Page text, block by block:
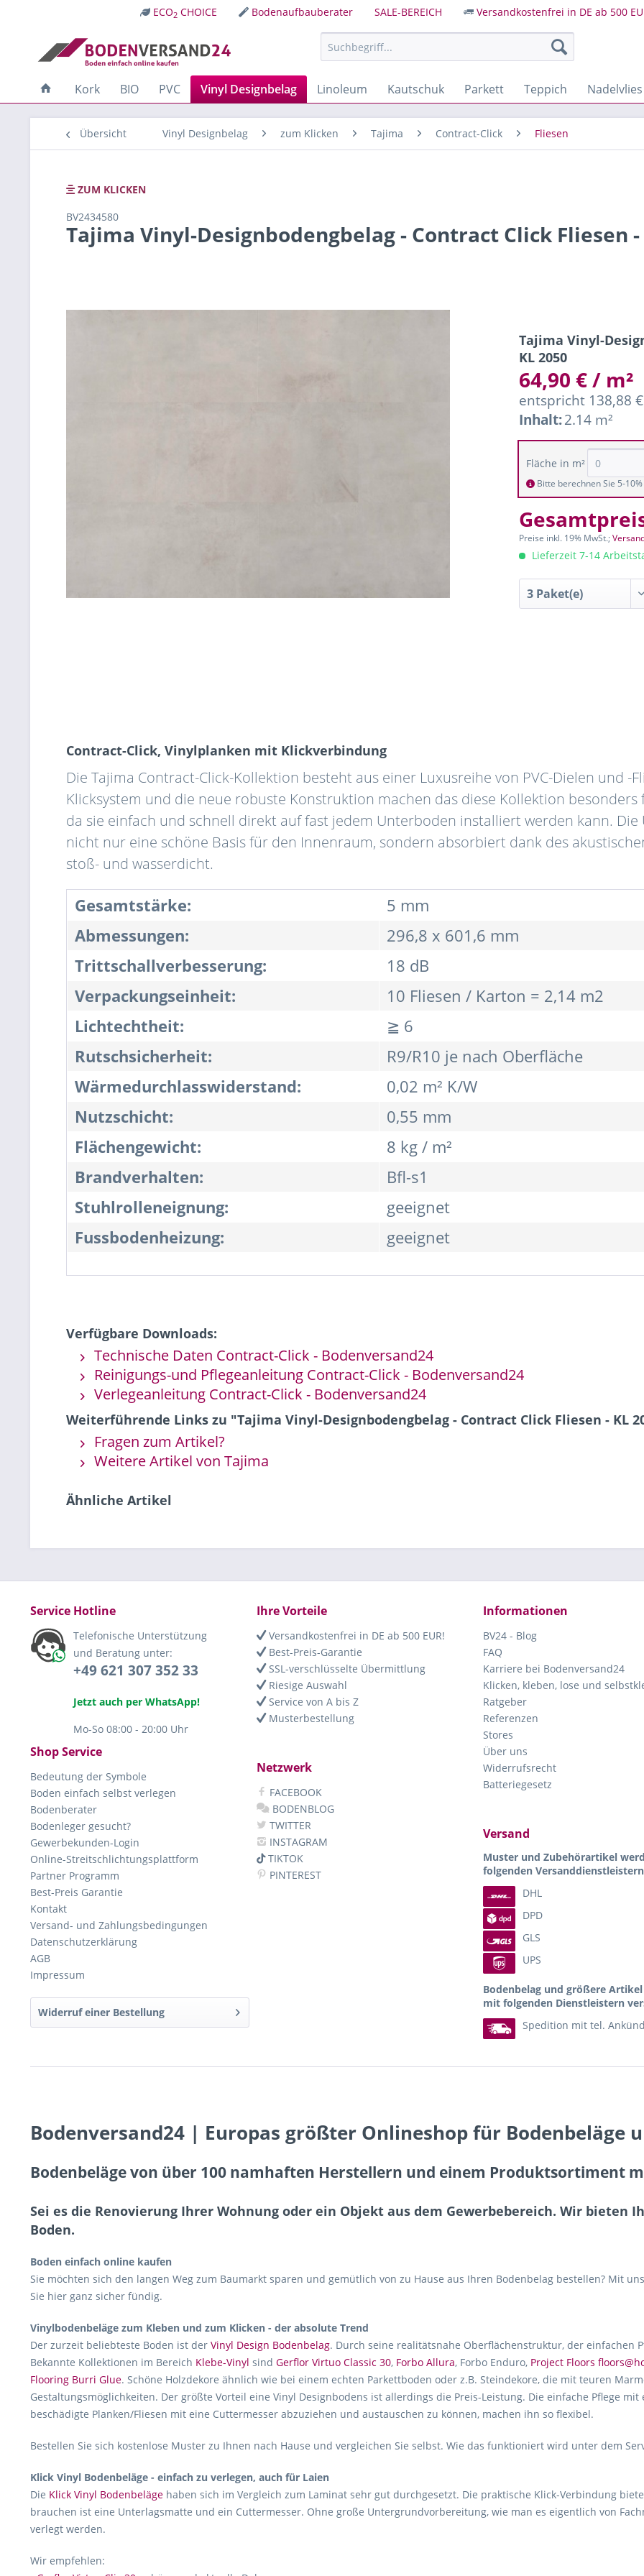
ECO2 CHOICE Bodenaufbauberater SALE-BEREICH Versandkostenfrei in DE ab 500
Kork BIO PVC Vinyl Designbelag Linoleum Kautschuk Parkett Teppich Nadelvlies
Übersicht Vinyl Designbelag zum Klicken Tajima Contract-Click Fliesen
ZUM KLICKEN
BV2434580
Tajima Vinyl-Designbodengbelag - Contract Click Fliesen -
Tajima Vinyl-
KL 2050
64,90 € / m²
entspricht 138,88
Inhalt:2.14 m²
Fläche in m²
Bitte berechnen Sie 5-
Preise inkl. 19% MwSt.;
Lieferzeit 7-14
Contract-Click, Vinylplanken mit Klickverbindung
Die Tajima Contract-Click-Kollektion besteht aus einer Luxusreihe von PVC-Dielen und -
Klicksystem und die neue robuste Konstruktion machen das diese Kollektion
da sie einfach und schnell direkt auf fast jedem Unterboden installiert werden kann.
nicht nur eine schöne Basis für den Innenraum, sondern absorbiert dank des
stoß- und wasserdicht.
Gesamtstärke:
5 mm
Abmessungen:
296,8 x 601,6 mm
Trittschallverbesserung:
18 dB
Verpackungseinheit:
10 Fliesen / Karton = 2,14 m2
Lichtechtheit:
≧ 6
Rutschsicherheit:
R9/R10 je nach Oberfläche
Wärmedurchlasswiderstand:
0,02 m² K/W
Nutzschicht:
0,55 mm
Flächengewicht:
8 kg / m²
Brandverhalten:
Bfl-s1
Stuhlrolleneignung:
geeignet
Fussbodenheizung:
geeignet
Verfügbare Downloads:
Technische Daten Contract-Click - Bodenversand24
Reinigungs-und Pflegeanleitung Contract-Click - Bodenversand24
Verlegeanleitung Contract-Click - Bodenversand24
Weiterführende Links zu "Tajima Vinyl-Designbodengbelag - Contract Click Fliesen - KL
Fragen zum Artikel?
Weitere Artikel von Tajima
Ähnliche Artikel
Service Hotline
Telefonische Unterstützung
und Beratung unter:
+49 621 307 352 33
Jetzt auch per WhatsApp!
Mo-So 08:00 - 20:00 Uhr
Shop Service
Bedeutung der Symbole
Boden einfach selbst verlegen
Bodenberater
Bodenleger gesucht?
Gewerbekunden-Login
Online-Streitschlichtungsplattform
Partner Programm
Best-Preis Garantie
Kontakt
Versand- und Zahlungsbedingungen
Datenschutzerklärung
AGB
Impressum
Widerruf einer Bestellung
Ihre Vorteile
Versandkostenfrei in DE ab 500 EUR!
Best-Preis-Garantie
SSL-verschlüsselte Übermittlung
Riesige Auswahl
Service von A bis Z
Musterbestellung
Netzwerk
FACEBOOK
BODENBLOG
TWITTER
INSTAGRAM
TIKTOK
PINTEREST
Informationen
BV24 - Blog
FAQ
Karriere bei Bodenversand24
Klicken, kleben, lose und
Ratgeber
Referenzen
Stores
Über uns
Widerrufsrecht
Batteriegesetz
Versand
Muster und Zubehörartikel
folgenden
DHL
DPD
GLS
UPS
Bodenbelag und größere
mit folgenden Dienstleistern
Spedition mit tel.
Bodenversand24 | Europas größter Onlineshop für Bodenbeläge
Bodenbeläge von über 100 namhaften Herstellern und einem Produktsortiment
Sei es die Renovierung Ihrer Wohnung oder ein Objekt aus dem Gewerbebereich. Wir bieten
Boden.
Boden einfach online kaufen
Sie möchten sich den langen Weg zum Baumarkt sparen und gemütlich von zu Hause aus Ihren Bodenbelag bestellen? Mit
Sie hier ganz sicher fündig.
Vinylbodenbeläge zum Kleben und zum Klicken - der absolute Trend
Der zurzeit beliebteste Boden ist der Vinyl Design Bodenbelag. Durch seine realitätsnahe Oberflächenstruktur, der einfachen
Bekannte Kollektionen im Bereich Klebe-Vinyl sind Gerflor Virtuo Classic 30, Forbo Allura, Forbo Enduro, Project Floors
Flooring Burri Glue. Schöne Holzdekore ähnlich wie bei einem echten Parkettboden oder z.B. Steindekore, die mit teuren
Gestaltungsmöglichkeiten. Der größte Vorteil eine Vinyl Designbodens ist allerdings die Preis-Leistung. Die einfache Pflege
beschädigte Planken/Fliesen mit eine Cuttermesser abzuziehen und austauschen zu können, machen ihn so flexibel.
Bestellen Sie sich kostenlose Muster zu Ihnen nach Hause und vergleichen Sie selbst. Wie das funktioniert wird unter dem
Klick Vinyl Bodenbeläge - einfach zu verlegen, auch für Laien
Die Klick Vinyl Bodenbeläge haben sich im Vergleich zum Laminat sehr gut durchgesetzt. Die praktische Klick-Verbindung
brauchen ist eine Unterlagsmatte und ein Cuttermesser. Ohne große Untergrundvorbereitung, wie man es eigentlich von
verlegt werden.
Wir empfehlen: